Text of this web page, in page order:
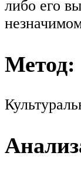
либо его
Метод: